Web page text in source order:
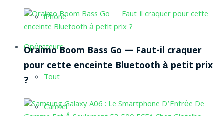
iPhone
Opérateurs
Tout
Camtel
Oraimo Boom Bass Go — Faut-il craquer
pour cette enceinte Bluetooth à petit prix
?